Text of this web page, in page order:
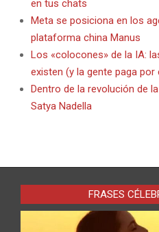
en tus chats
Meta se posiciona en los
plataforma china Manus
Los «colocones» de la IA:
existen (y la gente paga por
Dentro de la revolución de
Satya Nadella
FRASES